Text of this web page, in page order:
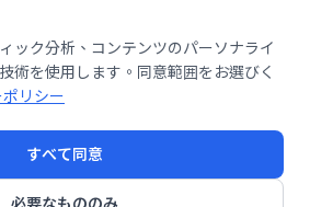
ック分析、コンテンツのパーソナライ
術を使用します。同意範囲をお選びく
リシー
すべて同意
必要なもののみ
トを貴社に活用しません
か？
無料診断を申し込む